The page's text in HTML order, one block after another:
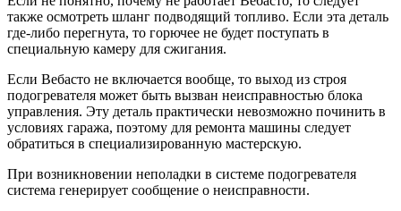
также осмотреть шланг подводящий топливо. Если эта деталь
где-либо перегнута, то горючее не будет поступать в
специальную камеру для сжигания.
Если Вебасто не включается вообще, то выход из строя
подогревателя может быть вызван неисправностью блока
управления. Эту деталь практически невозможно починить в
условиях гаража, поэтому для ремонта машины следует
обратиться в специализированную мастерскую.
При возникновении неполадки в системе подогревателя
система генерирует сообщение о неисправности.